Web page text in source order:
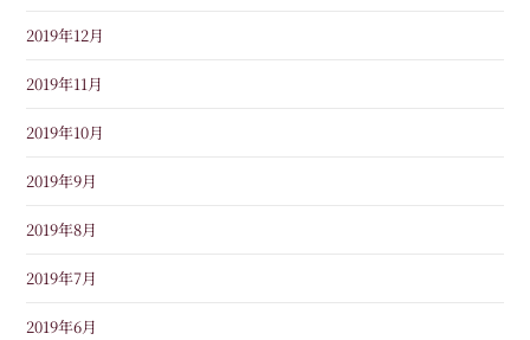
2019年12月
2019年11月
2019年10月
2019年9月
2019年8月
2019年7月
2019年6月